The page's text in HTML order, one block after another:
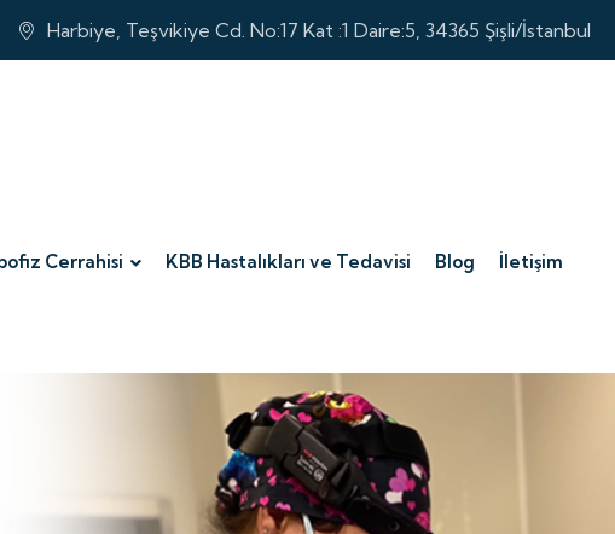
Harbiye, Teşvikiye Cd. No:17 Kat :1 Daire:5, 34365 Şişli/İstanbul
Cerrahisi KBB Hastalıkları ve Tedavisi Blog İletişim